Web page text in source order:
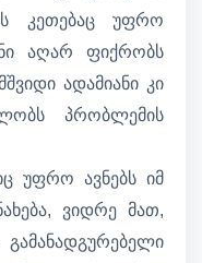
კეთებაც უფრო
აღარ ფიქრობს
ადამიანი კი
პრობლემის
უფრო ავნებს იმ
ვიდრე მათ,
გამანადგურებელი